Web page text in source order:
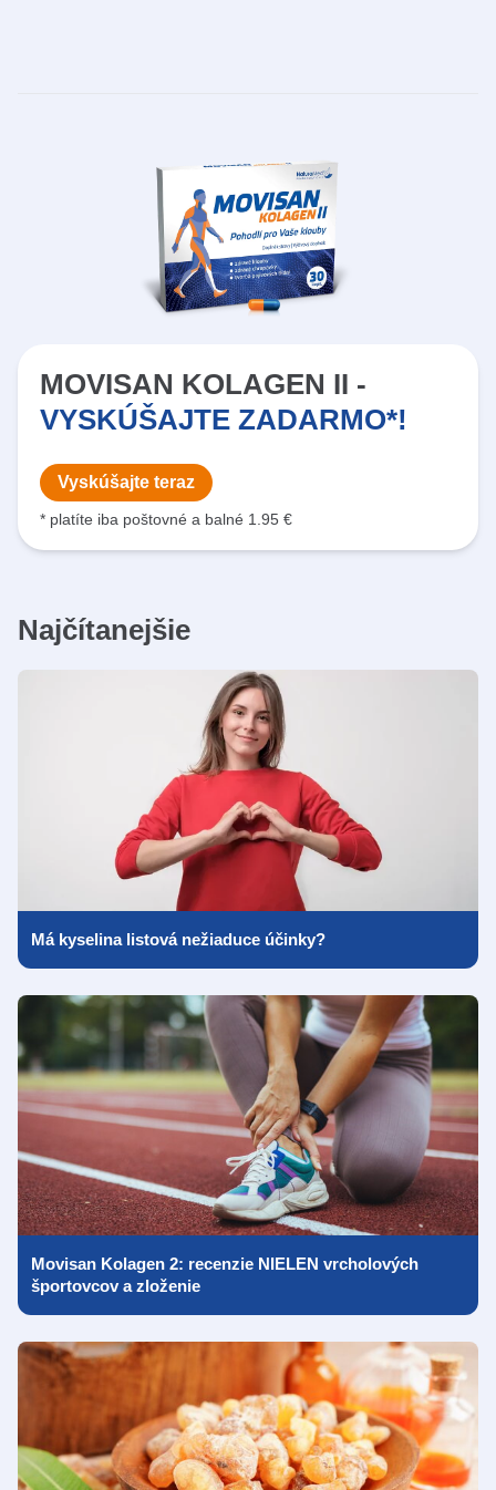
MOVISAN KOLAGEN II -
VYSKÚŠAJTE ZADARMO*!
Vyskúšajte teraz
* platíte iba poštovné a balné 1.95 €
Najčítanejšie
Má kyselina listová nežiaduce účinky?
Movisan Kolagen 2: recenzie NIELEN vrcholových
športovcov a zloženie